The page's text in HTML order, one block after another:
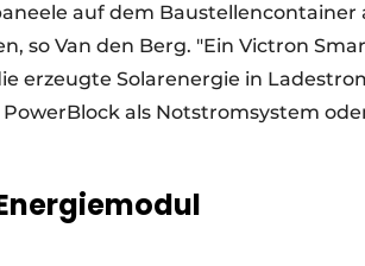
auf dem
so Van den Berg. "Ein Victron
erzeugte Solarenergie in
als Notstromsystem